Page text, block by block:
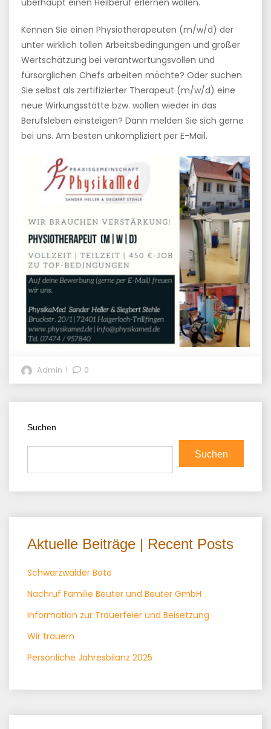
Kennen Sie einen Physiotherapeuten (m/w/d) der
unter wirklich tollen Arbeitsbedingungen und großer
Wertschätzung bei verantwortungsvollen und
fürsorglichen Chefs arbeiten möchte? Oder suchen
Sie selbst als zertifizierter Therapeut (m/w/d) eine
neue Wirkungsstätte bzw. wollen wieder in das
Berufsleben einsteigen? Dann melden Sie sich gerne
bei uns. Am besten unkompliziert per E-Mail.
Admin 0
Suchen
Suchen
Aktuelle Beiträge | Recent Posts
Schwarzwälder Bote
Nachruf Familie Beuter und Beuter GmbH
Information zur Trauerfeier und Beisetzung
Wir trauern
Persönliche Jahresbilanz 2025